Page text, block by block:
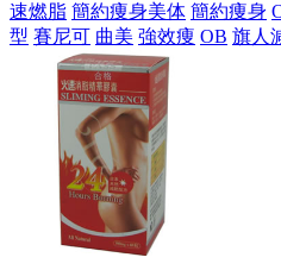
速燃脂 簡約痩身美体 簡約痩身
型 賽尼可 曲美 強效痩 OB 旗人